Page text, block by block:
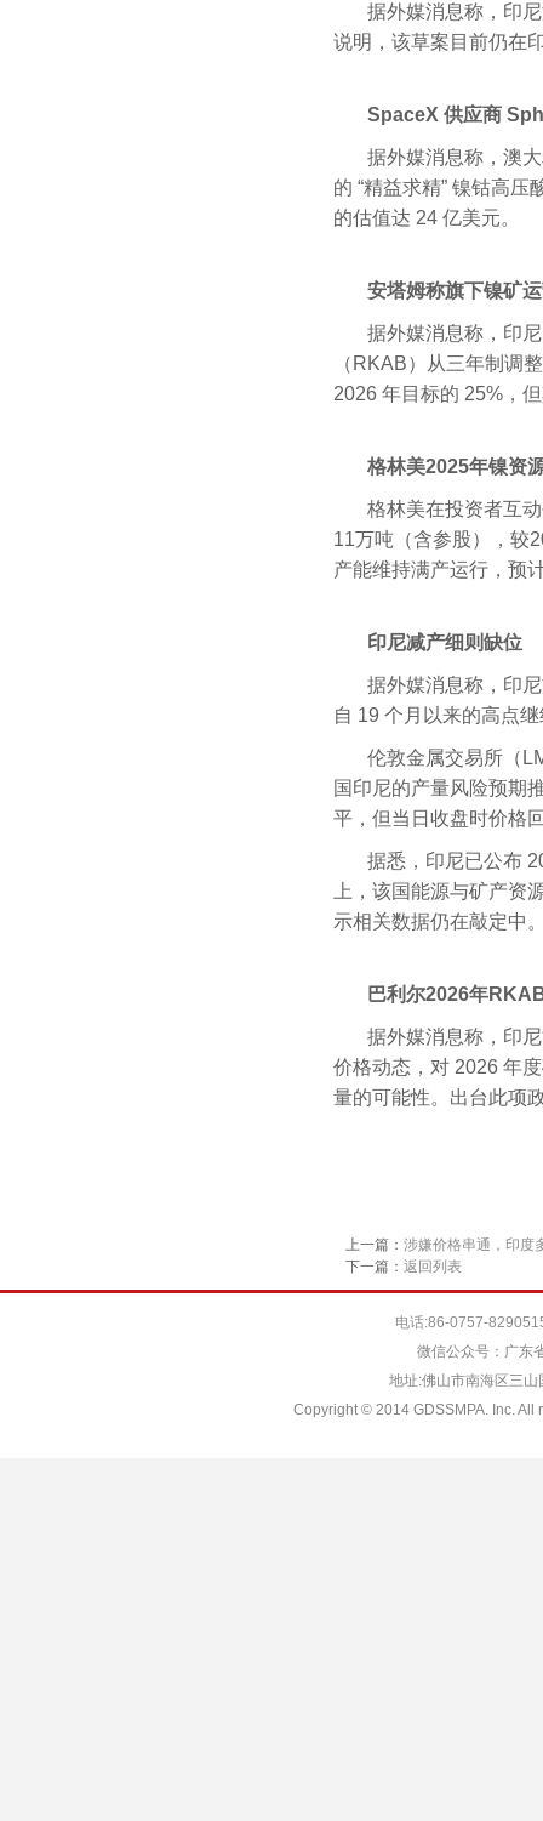
据外媒消息称，印
说明，该草案目前仍在
SpaceX 供应商
据外媒消息称，澳
的 “精益求精” 镍钴高
的估值达 24 亿美元。
安塔姆称旗下镍矿
据外媒消息称，印
（RKAB）从三年制调
2026 年目标的 25%，
格林美2025年镍资
格林美在投资者互
11万吨（含参股），较
产能维持满产运行，预
印尼减产细则缺位
据外媒消息称，印
自 19 个月以来的高点
伦敦金属交易所（
国印尼的产量风险预期
平，但当日收盘时价格
据悉，印尼已公布
上，该国能源与矿产资
示相关数据仍在敲定中
巴利尔2026年
据外媒消息称，印
价格动态，对 2026 年
量的可能性。出台此项
上一篇： 涉嫌价格串通，印度
下一篇： 返回列表
电话:86-0757-
微信公众号：广东
地址:佛山市南海区三
Copyright © 2014 GDSSMPA. Inc. All